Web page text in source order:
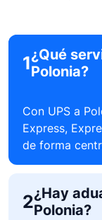
1¿Qué
Polonia?
Con UPS a
Express,
de forma
2¿Hay
Polonia?